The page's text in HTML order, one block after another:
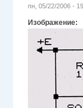
пн, 05/22/2006 -
Изображение: